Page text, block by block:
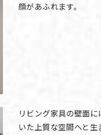
顔があふれます。
リビング家具の壁面
いた上質な空間へと生